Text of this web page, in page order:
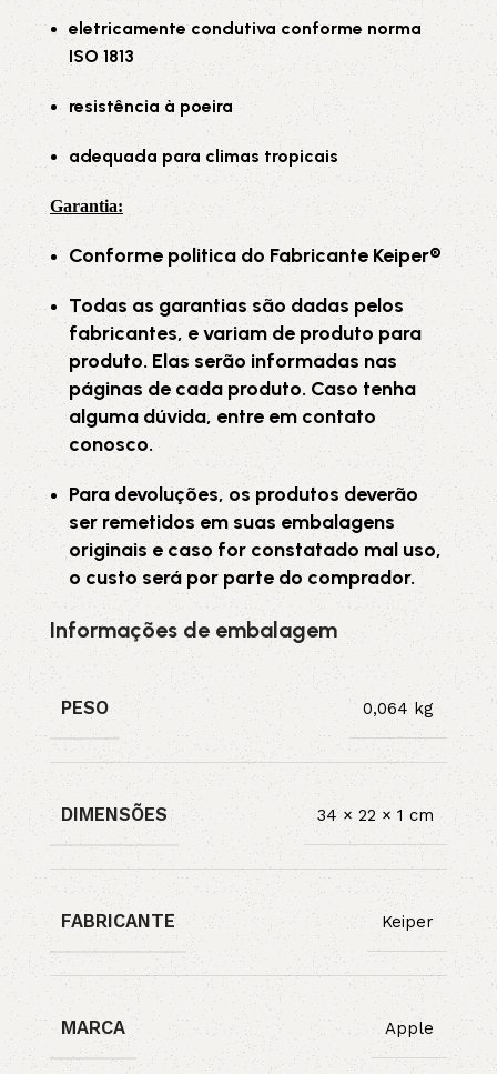
eletricamente condutiva conforme norma
ISO 1813
resistência à poeira
adequada para climas tropicais
Garantia:
Conforme politica do Fabricante Keiper®
Todas as garantias são dadas pelos
fabricantes, e variam de produto para
produto. Elas serão informadas nas
páginas de cada produto. Caso tenha
alguma dúvida, entre em contato
conosco.
Para devoluções, os produtos deverão
ser remetidos em suas embalagens
originais e caso for constatado mal uso,
o custo será por parte do comprador.
Informações de embalagem
PESO 0,064 kg
DIMENSÕES 34 × 22 × 1 cm
FABRICANTE Keiper
MARCA Apple